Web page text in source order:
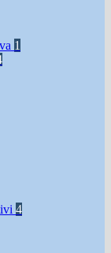
1
4